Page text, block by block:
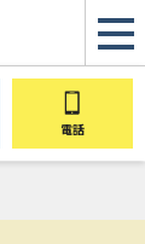
電話